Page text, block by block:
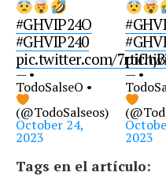
#GHVIP24O
#GHVIP240
pic.twitter.com/
— •
TodoSalseO •
(@TodoSalseos)
October 24,
2023
— •
2023
Tags en el artículo: